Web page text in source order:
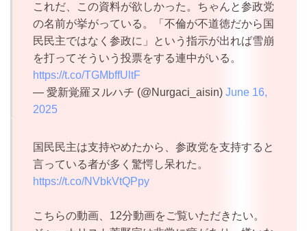
これだ、この資料が欲しかった。ちゃんと参政党
の名前が挙がっている。「不倫が不道徳だから国
民民主ではなく参政に」という指示が出れば雪崩
を打ってそういう投票をする連中がいる。
https://t.co/TGMbffUltF
— 愛新覚羅ヌルハチ (@Nurgaci_aisin) June 16,
2025
国民民主は支持やめたから、参政党を支持すると
言っている者が多く驚愕し呆れた。
https://t.co/NVbkVtQPpy
こちらの動画、12分動画をご覧いただきたい。